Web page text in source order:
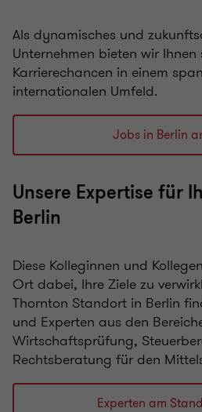
Als dynamisches und
Unternehmen bieten wir
Karrierechancen in einem
internationalen Umfeld.
Jobs in Berlin
Unsere Expertise für
Berlin
Diese Kolleginnen und
Ort dabei, Ihre Ziele zu
Thornton Standort in Berlin
und Experten aus den
Wirtschaftsprüfung,
Rechtsberatung für den
Experten am